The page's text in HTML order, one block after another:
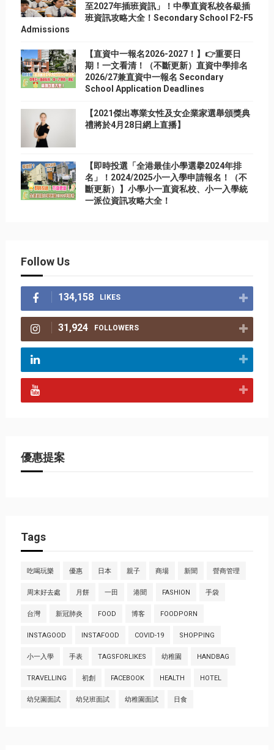
至2027年插班資訊」！中學直資私校各級插
班資訊攻略大全！Secondary School F2-F5
Admissions
【直資中一報名2026-2027！】👉重要日
期！一文看清！（不斷更新）直資中學排名
2026/27兼直資中一報名 Secondary
School Application Deadlines
【2021傑出專業女性及女企業家選舉頒獎典
禮將於4月28日網上直播】
【即時投選「全港最佳小學選擧2024年排
名」！2024/2025小一入學申請報名！（不
斷更新）】小學小一直資私校、小一入學統
一派位資訊攻略大全！
Follow Us
134,158 LIKES
31,924 FOLLOWERS
優惠提案
Tags
吃喝玩樂 優惠 日本 親子 商場 新聞 營商管理
周末好去處 月餅 一田 港聞 FASHION 手袋
台灣 新冠肺炎 FOOD 博客 FOODPORN
INSTAGOOD INSTAFOOD COVID-19 SHOPPING
小一入學 手表 TAGSFORLIKES 幼稚園 HANDBAG
TRAVELLING 初創 FACEBOOK HEALTH HOTEL
幼兒園面試 幼兒班面試 幼稚園面試 日食